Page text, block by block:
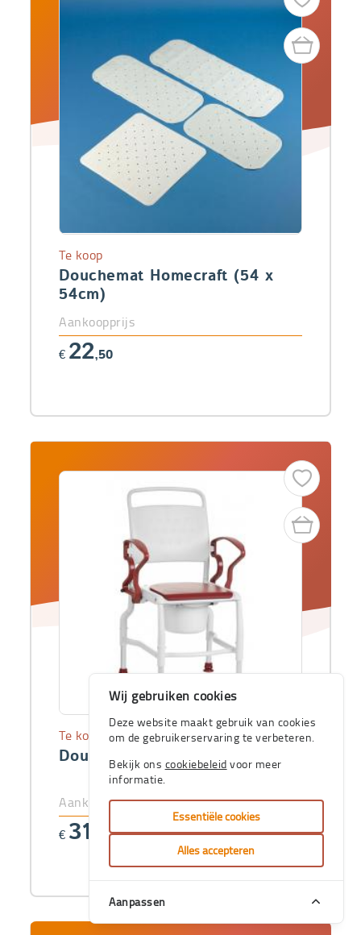
Douchemat Homecraft (54 x
54cm)
Te koop
Aankoopprijs
€ 22,50
Douche-toiletstoel Köln
Te koop
Aankoopprijs
€ 319 ,27
Wij gebruiken cookies
Deze website maakt gebruik van cookies
om de gebruikerservaring te verbeteren.
Bekijk ons cookiebeleid voor meer
informatie.
Essentiële cookies
Alles accepteren
Aanpassen